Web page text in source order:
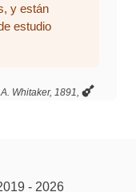
y están
estudio
Whitaker, 1891,
- 2026